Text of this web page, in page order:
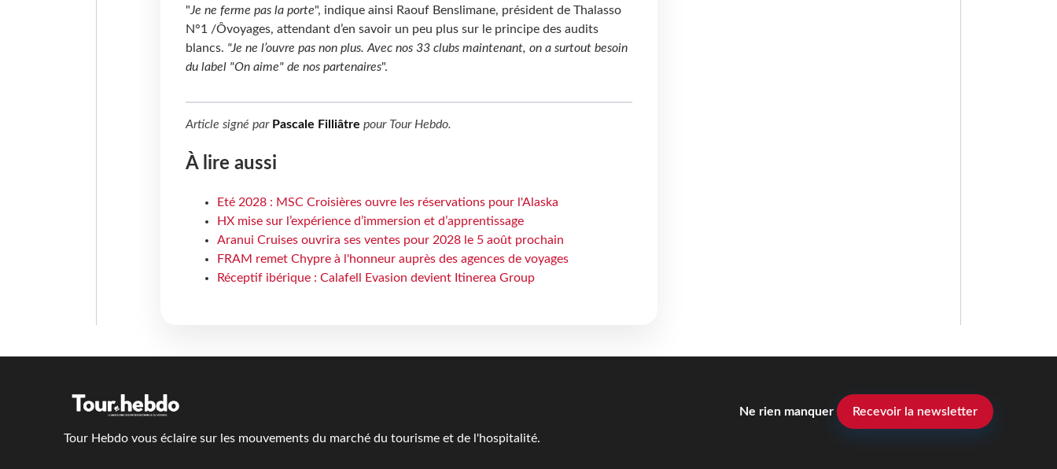
"Je ne ferme pas la porte", indique ainsi Raouf Benslimane, président de Thalasso
N°1 /Ôvoyages, attendant d’en savoir un peu plus sur le principe des audits
blancs. "Je ne l’ouvre pas non plus. Avec nos 33 clubs maintenant, on a surtout besoin
du label "On aime" de nos partenaires".
Article signé par Pascale Filliâtre pour Tour Hebdo.
À lire aussi
Eté 2028 : MSC Croisières ouvre les réservations pour l'Alaska
HX mise sur l’expérience d’immersion et d’apprentissage
Aranui Cruises ouvrira ses ventes pour 2028 le 5 août prochain
FRAM remet Chypre à l'honneur auprès des agences de voyages
Réceptif ibérique : Calafell Evasion devient Itinerea Group
Tour Hebdo vous éclaire sur les mouvements du marché du tourisme et de l'hospitalité.
Ne rien manquer Recevoir la newsletter